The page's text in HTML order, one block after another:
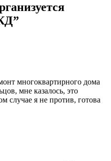
многоквартирного дома
мне казалось, это
я не против, готова